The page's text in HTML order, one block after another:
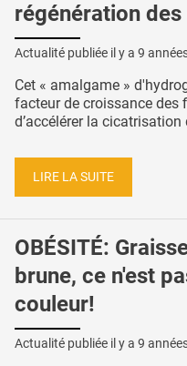
régénération
Actualité publiée il y a 9
Cet « amalgame »
facteur de croissance des
d’accélérer la
LIRE LA SUITE
OBÉSITÉ:
brune, ce n'est
couleur!
Actualité publiée il y a 9